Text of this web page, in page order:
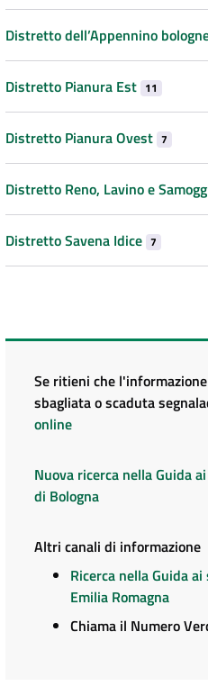
Distretto dell’Appennino
Distretto Pianura Est 11
Distretto Pianura Ovest 7
Distretto Reno, Lavino e
Distretto Savena Idice 7
Se ritieni che
sbagliata o scaduta
online
Nuova ricerca nella Guida
di Bologna
Altri canali di informazione
Ricerca nella Guida
Emilia Romagna
Chiama il Numero